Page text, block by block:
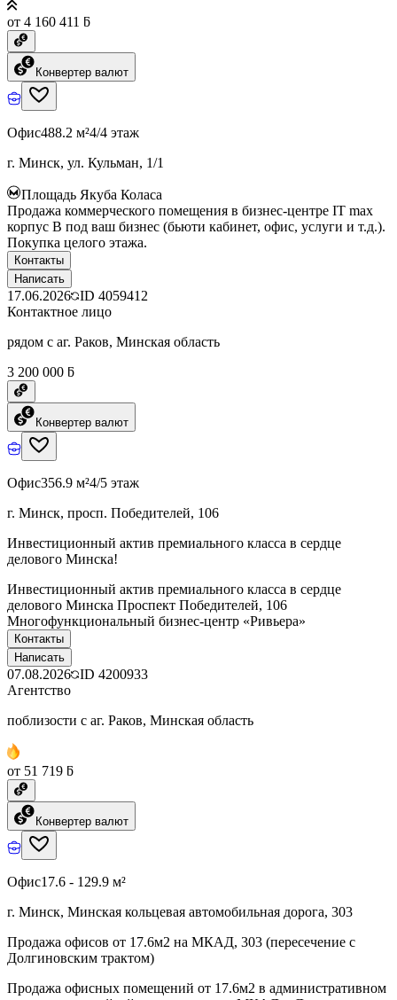
от 4 160 411 ƃ
Конвертер валют
Офис488.2 м²4/4 этаж
г. Минск, ул. Кульман, 1/1
Площадь Якуба Коласа
Продажа коммерческого помещения в бизнес-центре IT max
корпус B под ваш бизнес (бьюти кабинет, офис, услуги и т.д.).
Покупка целого этажа.
Контакты
Написать
17.06.2026 ID 4059412
Контактное лицо
рядом с аг. Раков, Минская область
3 200 000 ƃ
Конвертер валют
Офис356.9 м²4/5 этаж
г. Минск, просп. Победителей, 106
Инвестиционный актив премиального класса в сердце
делового Минска!
Инвестиционный актив премиального класса в сердце
делового Минска Проспект Победителей, 106
Многофункциональный бизнес-центр «Ривьера»
Контакты
Написать
07.08.2026 ID 4200933
Агентство
поблизости с аг. Раков, Минская область
от 51 719 ƃ
Конвертер валют
Офис17.6 - 129.9 м²
г. Минск, Минская кольцевая автомобильная дорога, 303
Продажа офисов от 17.6м2 на МКАД, 303 (пересечение с
Долгиновским трактом)
Продажа офисных помещений от 17.6м2 в административном